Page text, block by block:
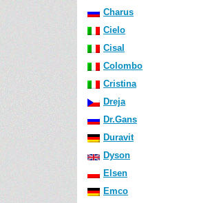
Charus
Cielo
Cisal
Colombo
Cristina
Dreja
Dr.Gans
Duravit
Dyson
Elsen
Emco